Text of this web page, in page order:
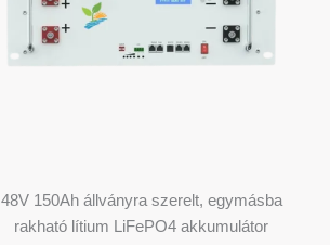
48V 150Ah állványra szerelt, egymásba
rakható lítium LiFePO4 akkumulátor